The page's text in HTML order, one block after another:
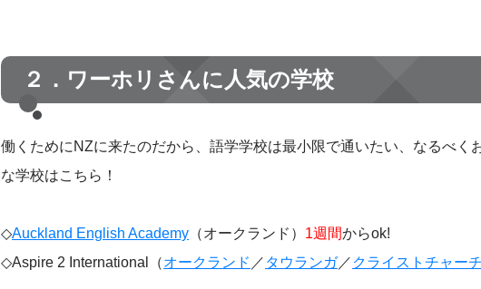
２．ワーホリさんに人気の学校
働くためにNZに来たのだから、語学学校は最小限で通いたい、なるべく
な学校はこちら！
◇Auckland English Academy （オークランド） 1週間からok!
◇Aspire 2 International（オークランド ／ タウランガ／ クライストチャーチ